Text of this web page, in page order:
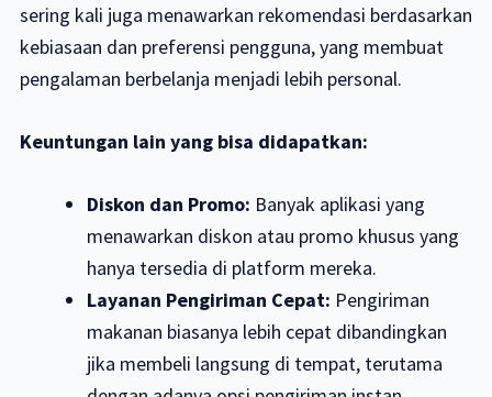
sering kali juga menawarkan rekomendasi berdasarkan
kebiasaan dan preferensi pengguna, yang membuat
pengalaman berbelanja menjadi lebih personal.
Keuntungan lain yang bisa didapatkan:
Diskon dan Promo: Banyak aplikasi yang
menawarkan diskon atau promo khusus yang
hanya tersedia di platform mereka.
Layanan Pengiriman Cepat: Pengiriman
makanan biasanya lebih cepat dibandingkan
jika membeli langsung di tempat, terutama